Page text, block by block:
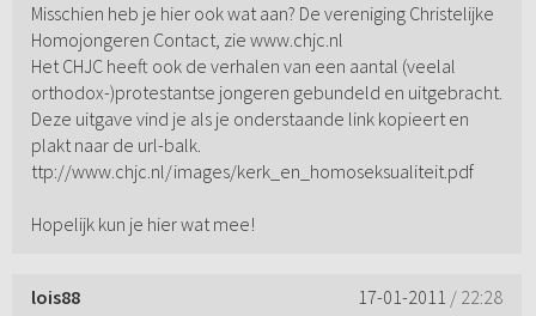
Misschien heb je hier ook wat aan? De vereniging Christelijke
Homojongeren Contact, zie www.chjc.nl
Het CHJC heeft ook de verhalen van een aantal (veelal
orthodox-)protestantse jongeren gebundeld en uitgebracht.
Deze uitgave vind je als je onderstaande link kopieert en
plakt naar de url-balk.
ttp://www.chjc.nl/images/kerk_en_homoseksualiteit.pdf
Hopelijk kun je hier wat mee!
lois88 17-01-2011 / 22:28